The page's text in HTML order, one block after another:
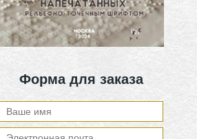
Форма для заказа